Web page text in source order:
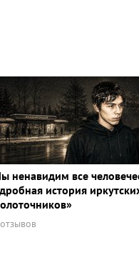
ненавидим все
история